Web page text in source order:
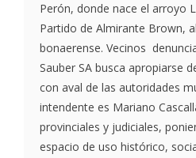
Perón, donde nace el arroyo
Partido de Almirante Brown,
bonaerense. Vecinos
Sauber SA busca apropiarse
con aval de las autoridades
intendente es Mariano
provinciales y judiciales,
espacio de uso histórico,